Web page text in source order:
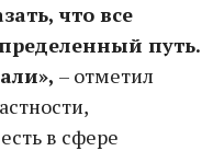
что все
путь.
– отметил
в сфере